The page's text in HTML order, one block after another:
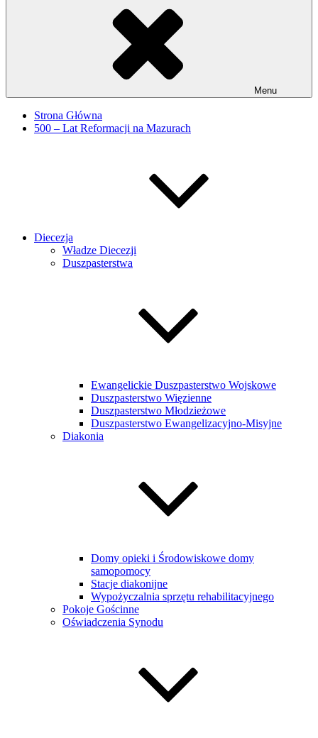
Menu
Strona Główna
500 – Lat Reformacji na Mazurach
Diecezja
Władze Diecezji
Duszpasterstwa
Ewangelickie Duszpasterstwo Wojskowe
Duszpasterstwo Więzienne
Duszpasterstwo Młodzieżowe
Duszpasterstwo Ewangelizacyjno-Misyjne
Diakonia
Domy opieki i Środowiskowe domy
samopomocy
Stacje diakonijne
Wypożyczalnia sprzętu rehabilitacyjnego
Pokoje Gościnne
Oświadczenia Synodu